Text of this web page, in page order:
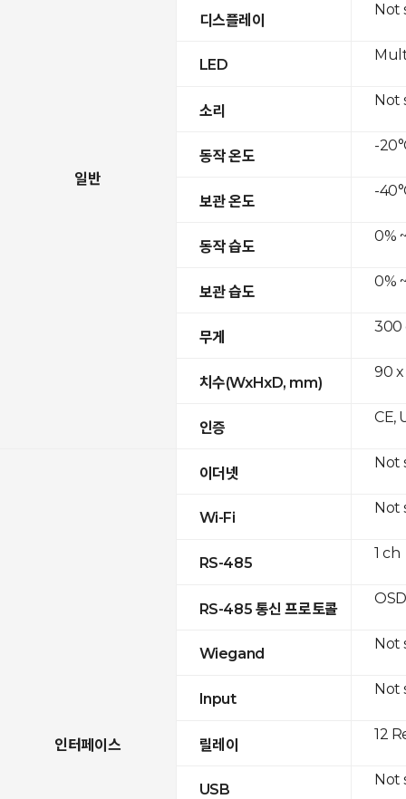
일반
디스플레이
LED
소리
동작 온도
보관 온도
동작 습도
보관 습도
무게
치수(WxHxD, mm)
인증
인터페이스
이더넷
Wi-Fi
RS-485
RS-485 통신 프로토콜
Wiegand
Input
릴레이
USB
Not
Not
-
-
0%
0%
300
90 x
CE,
Not
Not
1 ch
Not
Not
12
Not